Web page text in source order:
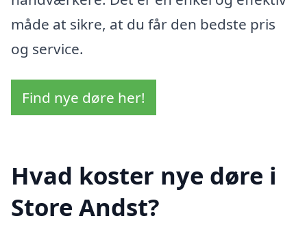
måde at sikre, at du får den bedste pris
og service.
Find nye døre her!
Hvad koster nye døre i
Store Andst?